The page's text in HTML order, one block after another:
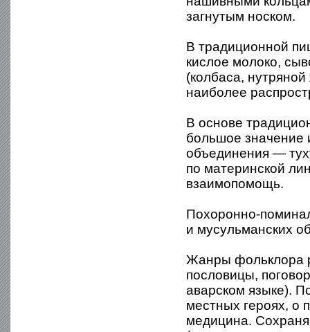
загнутым носком.
В традиционной
кислое молоко,
(колбаса,
наиболее
В основе
большое значение
объединения —
по материнской
взаимопомощь.
Похоронно-
и мусульманских
Жанры фольклора
пословицы,
аварском языке).
местных героях, о
медицина.